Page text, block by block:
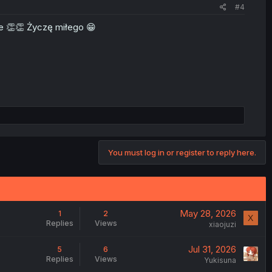
#4
👏👏 Życzę miłego 😁
You must log in or register to reply here.
1
Replies
2
Views
May 28, 2026
xiaojuzi
X
5
Replies
6
Views
Jul 31, 2026
Yukisuna